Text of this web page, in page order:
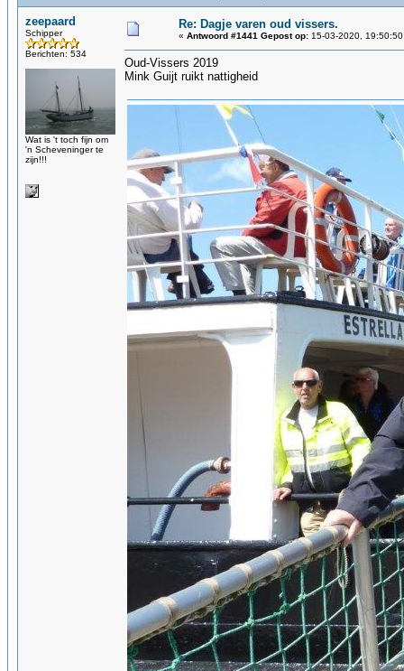
zeepaard
Schipper
Berichten: 534
Wat is 't toch fijn om
'n Scheveninger te
zijn!!!
Re: Dagje varen oud vissers.
« Antwoord #1441 Gepost op: 15-03-2020,
Oud-Vissers 2019
Mink Guijt ruikt nattigheid